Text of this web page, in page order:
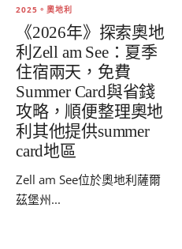
2025。奧地利
《2026年》探索奧地
利Zell am See：夏季
住宿兩天，免費
Summer Card與省錢
攻略，順便整理奧地
利其他提供summer
card地區
Zell am See位於奧地利薩爾
茲堡州...